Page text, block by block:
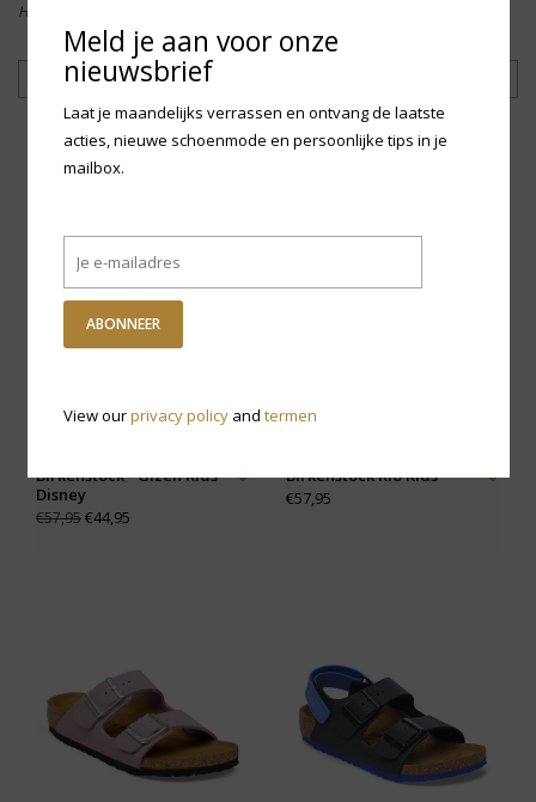
Home
Filteren
-22% KORTING
Birkenstock - Gizeh Kids
Disney
€57,95€44,95
Birkenstock Rio Kids
€57,95
Meld je aan voor onze
nieuwsbrief
Laat je maandelijks verrassen en ontvang de laatste
acties, nieuwe schoenmode en persoonlijke tips in je
mailbox.
ABONNEER
View ourprivacy policyand termen